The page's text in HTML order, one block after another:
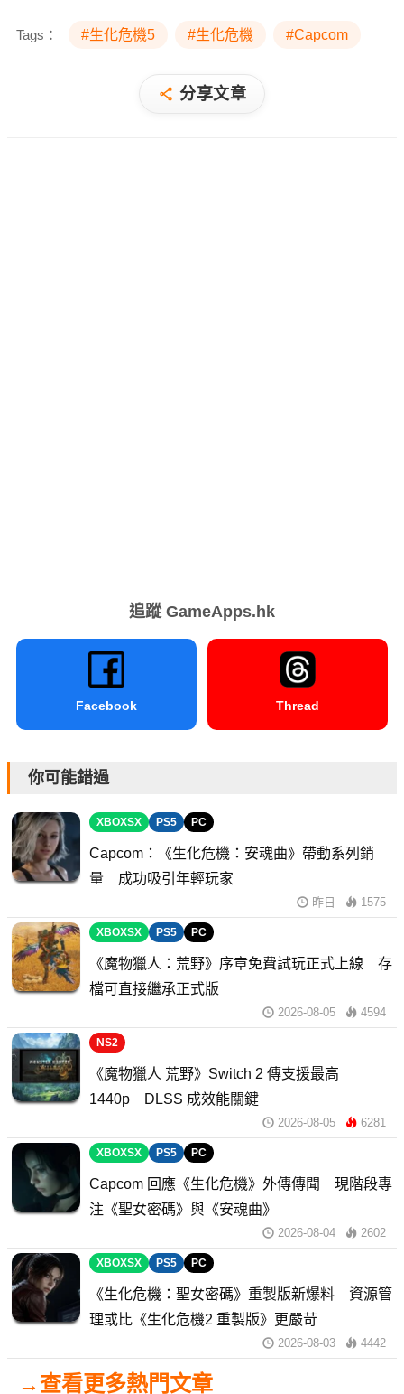
Tags： #生化危機5 #生化危機 #Capcom
分享文章
追蹤 GameApps.hk
Facebook Thread
你可能錯過
XBOXSX PS5 PC
Capcom：《生化危機：安魂曲》帶動系列銷
量 成功吸引年輕玩家
昨日 1575
XBOXSX PS5 PC
《魔物獵人：荒野》序章免費試玩正式上線 存
檔可直接繼承正式版
2026-08-05 4594
NS2
《魔物獵人 荒野》Switch 2 傳支援最高
1440p DLSS 成效能關鍵
2026-08-05 6281
XBOXSX PS5 PC
Capcom 回應《生化危機》外傳傳聞 現階段專
注《聖女密碼》與《安魂曲》
2026-08-04 2602
XBOXSX PS5 PC
《生化危機：聖女密碼》重製版新爆料 資源管
理或比《生化危機2 重製版》更嚴苛
2026-08-03 4442
→查看更多熱門文章